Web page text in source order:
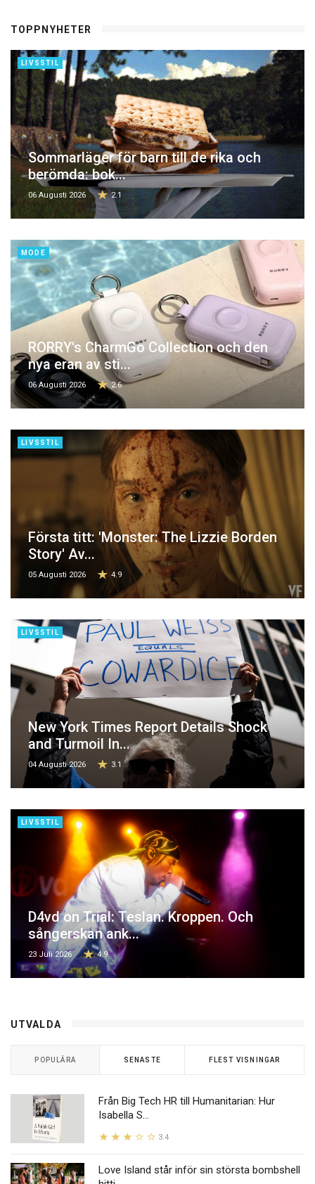
TOPPNYHETER
LIVSSTIL
Sommarläger för barn till de rika och
berömda: bok...
06 Augusti 2026 2.1
MODE
RORRY's CharmGo Collection och den
nya eran av sti...
06 Augusti 2026 2.6
LIVSSTIL
Första titt: 'Monster: The Lizzie Borden
Story' Av...
05 Augusti 2026 4.9
LIVSSTIL
New York Times Report Details Shock
and Turmoil In...
04 Augusti 2026 3.1
LIVSSTIL
D4vd on Trial: Teslan. Kroppen. Och
sångerskan ank...
23 Juli 2026 4.9
UTVALDA
POPULÄRA SENASTE FLEST VISNINGAR
Från Big Tech HR till Humanitarian: Hur
Isabella S...
3.4
Love Island står inför sin största bombshell